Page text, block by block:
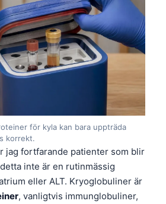
för kyla kan bara uppträda
korrekt.
jag fortfarande patienter som blir
inte är en rutinmässig
eller ALT. Kryoglobuliner är
, vanligtvis immunglobuliner,